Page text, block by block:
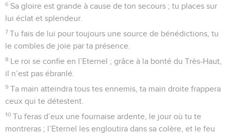
6 Sa gloire est grande à cause de ton secours ; tu places sur
lui éclat et splendeur.
7 Tu fais de lui pour toujours une source de bénédictions, tu
le combles de joie par ta présence.
8 Le roi se confie en l’Eternel ; grâce à la bonté du Très-Haut,
il n’est pas ébranlé.
9 Ta main atteindra tous tes ennemis, ta main droite frappera
ceux qui te détestent.
10 Tu feras d’eux une fournaise ardente, le jour où tu te
montreras ; l’Eternel les engloutira dans sa colère, et le feu